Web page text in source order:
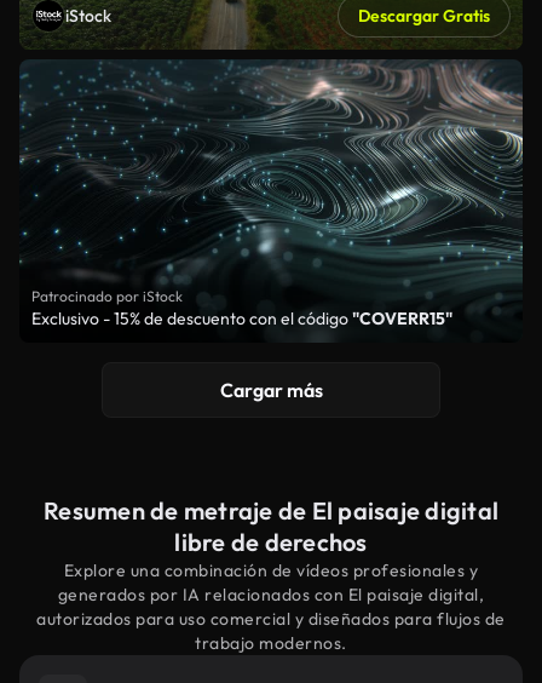
iStock Descargar Gratis
Patrocinado por iStock
Exclusivo - 15% de descuento con el código"COVERR15"
Cargar más
Resumen de metraje de El paisaje digital
libre de derechos
Explore una combinación de vídeos profesionales y
generados por IA relacionados con El paisaje digital,
autorizados para uso comercial y diseñados para flujos de
trabajo modernos.